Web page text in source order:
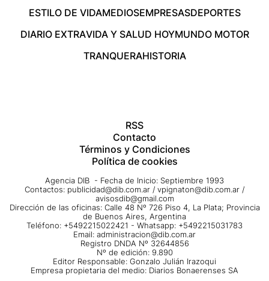
ESTILO DE VIDAMEDIOSEMPRESASDEPORTES
DIARIO EXTRAVIDA Y SALUD HOYMUNDO MOTOR
TRANQUERAHISTORIA
RSS
Contacto
Términos y Condiciones
Política de cookies
Agencia DIB - Fecha de Inicio: Septiembre 1993
Contactos: publicidad@dib.com.ar / vpignaton@dib.com.ar /
avisosdib@gmail.com
Dirección de las oficinas: Calle 48 Nº 726 Piso 4, La Plata; Provincia
de Buenos Aires, Argentina
Teléfono: +5492215022421 - Whatsapp: +5492215031783
Email: administracion@dib.com.ar
Registro DNDA Nº 32644856
Nº de edición: 9.890
Editor Responsable: Gonzalo Julián Irazoqui
Empresa propietaria del medio: Diarios Bonaerenses SA